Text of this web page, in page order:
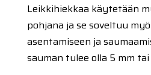
Leikkihiekkaa käytetään
pohjana ja se soveltuu
asentamiseen ja
sauman tulee olla 5 mm